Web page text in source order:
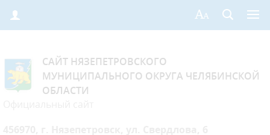
САЙТ НЯЗЕПЕТРОВСКОГО
МУНИЦИПАЛЬНОГО ОКРУГА ЧЕЛЯБИНСКОЙ
ОБЛАСТИ